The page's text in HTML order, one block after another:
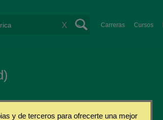
Carreras Cursos
X
y de terceros para ofrecerte una mejor